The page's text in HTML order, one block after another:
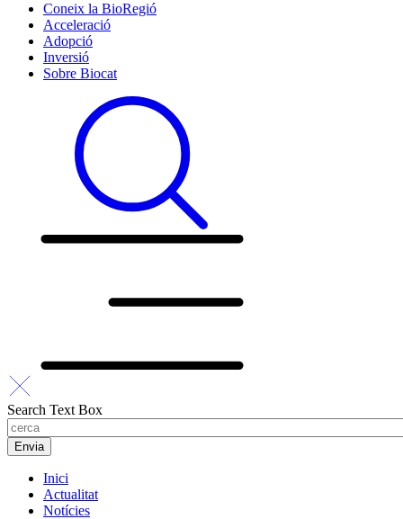
Coneix la BioRegió
Acceleració
Adopció
Inversió
Sobre Biocat
Search Text Box
Inici
Actualitat
Notícies